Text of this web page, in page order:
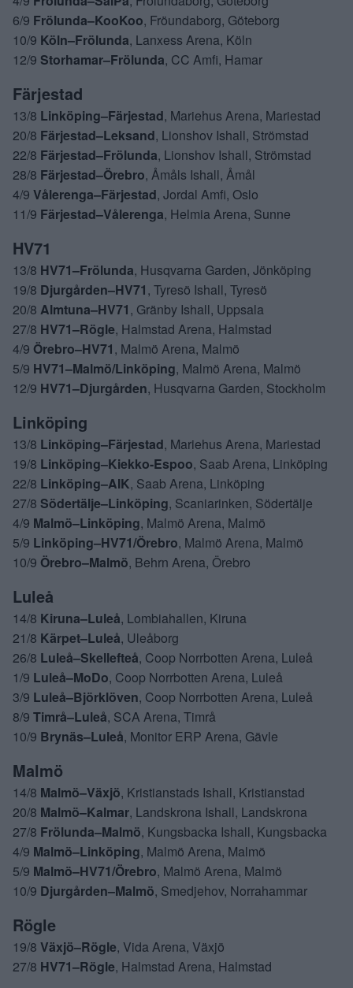
6/9 Frölunda–KooKoo, Fröundaborg, Göteborg
10/9 Köln–Frölunda, Lanxess Arena, Köln
12/9 Storhamar–Frölunda, CC Amfi, Hamar
Färjestad
13/8 Linköping–Färjestad, Mariehus Arena, Mariestad
20/8 Färjestad–Leksand, Lionshov Ishall, Strömstad
22/8 Färjestad–Frölunda, Lionshov Ishall, Strömstad
28/8 Färjestad–Örebro, Åmåls Ishall, Åmål
4/9 Vålerenga–Färjestad, Jordal Amfi, Oslo
11/9 Färjestad–Vålerenga, Helmia Arena, Sunne
HV71
13/8 HV71–Frölunda, Husqvarna Garden, Jönköping
19/8 Djurgården–HV71, Tyresö Ishall, Tyresö
20/8 Almtuna–HV71, Gränby Ishall, Uppsala
27/8 HV71–Rögle, Halmstad Arena, Halmstad
4/9 Örebro–HV71, Malmö Arena, Malmö
5/9 HV71–Malmö/Linköping, Malmö Arena, Malmö
12/9 HV71–Djurgården, Husqvarna Garden, Stockholm
Linköping
13/8 Linköping–Färjestad, Mariehus Arena, Mariestad
19/8 Linköping–Kiekko-Espoo, Saab Arena, Linköping
22/8 Linköping–AIK, Saab Arena, Linköping
27/8 Södertälje–Linköping, Scaniarinken, Södertälje
4/9 Malmö–Linköping, Malmö Arena, Malmö
5/9 Linköping–HV71/Örebro, Malmö Arena, Malmö
10/9 Örebro–Malmö, Behrn Arena, Örebro
Luleå
14/8 Kiruna–Luleå, Lombiahallen, Kiruna
21/8 Kärpet–Luleå, Uleåborg
26/8 Luleå–Skellefteå, Coop Norrbotten Arena, Luleå
1/9 Luleå–MoDo, Coop Norrbotten Arena, Luleå
3/9 Luleå–Björklöven, Coop Norrbotten Arena, Luleå
8/9 Timrå–Luleå, SCA Arena, Timrå
10/9 Brynäs–Luleå, Monitor ERP Arena, Gävle
Malmö
14/8 Malmö–Växjö, Kristianstads Ishall, Kristianstad
20/8 Malmö–Kalmar, Landskrona Ishall, Landskrona
27/8 Frölunda–Malmö, Kungsbacka Ishall, Kungsbacka
4/9 Malmö–Linköping, Malmö Arena, Malmö
5/9 Malmö–HV71/Örebro, Malmö Arena, Malmö
10/9 Djurgården–Malmö, Smedjehov, Norrahammar
Rögle
19/8 Växjö–Rögle, Vida Arena, Växjö
27/8 HV71–Rögle, Halmstad Arena, Halmstad